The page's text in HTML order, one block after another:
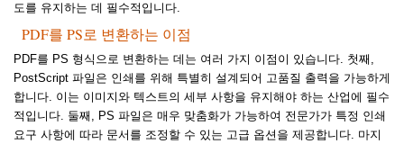
도를 유지하는 데 필수적입니다.
PDF를 PS로 변환하는 이점
PDF를 PS 형식으로 변환하는 데는 여러 가지 이점이 있습니다. 첫째,
PostScript 파일은 인쇄를 위해 특별히 설계되어 고품질 출력을 가능하게
합니다. 이는 이미지와 텍스트의 세부 사항을 유지해야 하는 산업에 필수
적입니다. 둘째, PS 파일은 매우 맞춤화가 가능하여 전문가가 특정 인쇄
요구 사항에 따라 문서를 조정할 수 있는 고급 옵션을 제공합니다. 마지